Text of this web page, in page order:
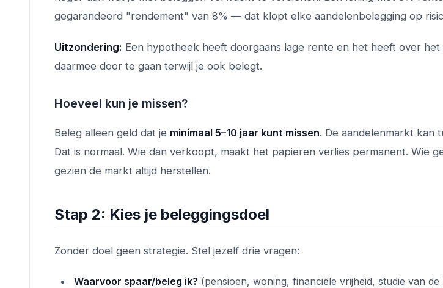
gegarandeerd "rendement" van 8% — dat klopt elke aandelenbelegging op
Uitzondering: Een hypotheek heeft doorgaans lage rente en het heeft over het
daarmee door te gaan terwijl je ook belegt.
Hoeveel kun je missen?
Beleg alleen geld dat je minimaal 5–10 jaar kunt missen. De aandelenmarkt kan
Dat is normaal. Wie dan verkoopt, maakt het papieren verlies permanent. Wie
gezien de markt altijd herstellen.
Stap 2: Kies je beleggingsdoel
Zonder doel geen strategie. Stel jezelf drie vragen:
Waarvoor spaar/beleg ik? (pensioen, woning, financiële vrijheid, studie van de